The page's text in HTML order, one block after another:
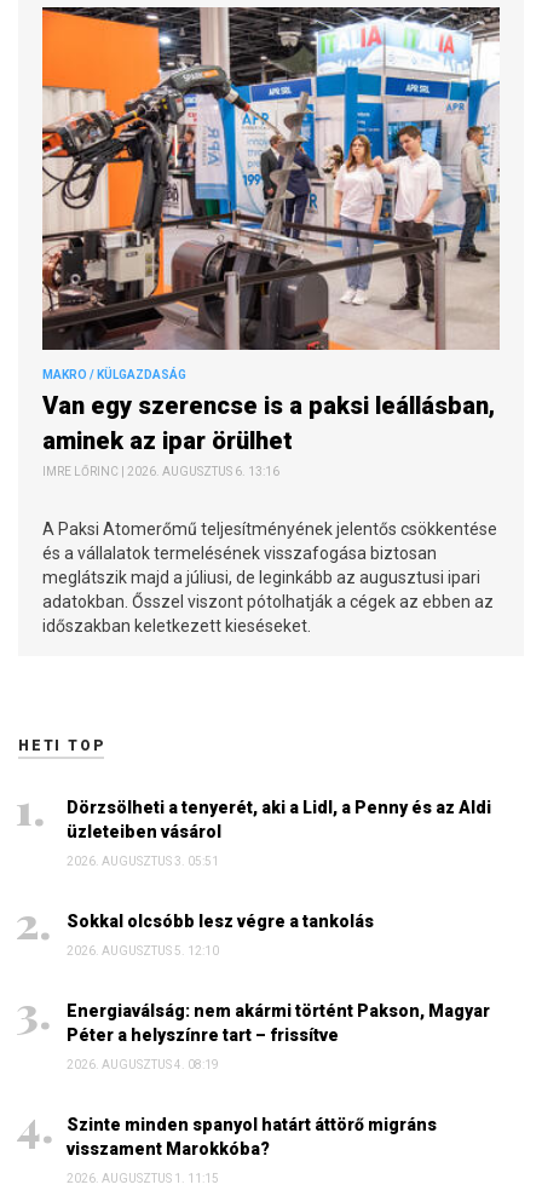
MAKRO / KÜLGAZDASÁG
Van egy szerencse is a paksi leállásban,
aminek az ipar örülhet
IMRE LŐRINC | 2026. AUGUSZTUS 6. 13:16
A Paksi Atomerőmű teljesítményének jelentős csökkentése
és a vállalatok termelésének visszafogása biztosan
meglátszik majd a júliusi, de leginkább az augusztusi ipari
adatokban. Ősszel viszont pótolhatják a cégek az ebben az
időszakban keletkezett kieséseket.
HETI TOP
Dörzsölheti a tenyerét, aki a Lidl, a Penny és az Aldi
üzleteiben vásárol
2026. AUGUSZTUS 3. 05:51
Sokkal olcsóbb lesz végre a tankolás
2026. AUGUSZTUS 5. 12:10
Energiaválság: nem akármi történt Pakson, Magyar
Péter a helyszínre tart – frissítve
2026. AUGUSZTUS 4. 08:19
Szinte minden spanyol határt áttörő migráns
visszament Marokkóba?
2026. AUGUSZTUS 1. 11:15